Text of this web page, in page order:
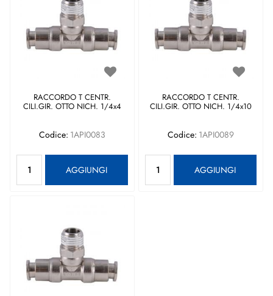
RACCORDO T CENTR.
CILI.GIR. OTTO NICH. 1/4x4
Codice: 1API0083
AGGIUNGI
RACCORDO T CENTR.
CILI.GIR. OTTO NICH. 1/4x10
Codice: 1API0089
AGGIUNGI